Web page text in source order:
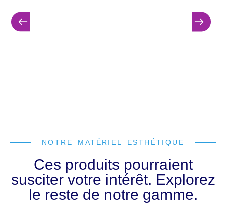
NOTRE MATÉRIEL ESTHÉTIQUE
Ces produits pourraient
susciter votre intérêt. Explorez
le reste de notre gamme.